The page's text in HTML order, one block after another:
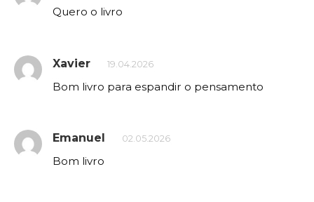
Quero o livro
Xavier 19.04.2026
Bom livro para espandir o pensamento
Emanuel 02.05.2026
Bom livro